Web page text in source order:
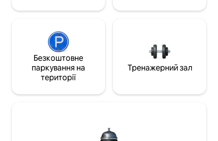
Безкоштовне
паркування на
території
Тренажерний зал